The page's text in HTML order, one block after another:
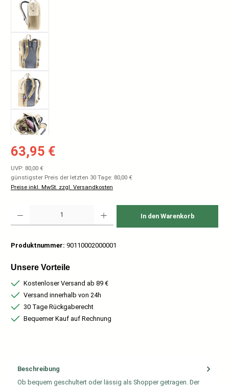
Verkaufspreis:
63,95 €
Regulärer Preis:
UVP: 80,00 €
günstigster Preis der letzten 30 Tage: 80,00 €
Preise inkl. MwSt. zzgl. Versandkosten
In den Warenkorb
Produktnummer: 90110002000001
Unsere Vorteile
Kostenloser Versand ab 89 €
Versand innerhalb von 24h
30 Tage Rückgaberecht
Bequemer Kauf auf Rechnung
Beschreibung
Ob bequem geschultert oder lässig als Shopper getragen. Der